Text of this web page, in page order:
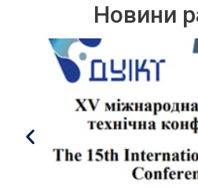
Новини